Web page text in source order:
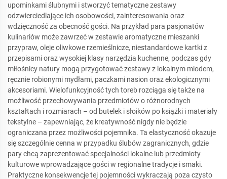
upominkami ślubnymi i stworzyć tematyczne zestawy
odzwierciedlające ich osobowości, zainteresowania oraz
wdzięczność za obecność gości. Na przykład para pasjonatów
kulinariów może zawrzeć w zestawie aromatyczne mieszanki
przypraw, oleje oliwkowe rzemieślnicze, niestandardowe kartki z
przepisami oraz wysokiej klasy narzędzia kuchenne, podczas gdy
miłośnicy natury mogą przygotować zestawy z lokalnym miodem,
ręcznie robionymi mydłami, paczkami nasion oraz ekologicznymi
akcesoriami. Wielofunkcyjność tych toreb rozciąga się także na
możliwość przechowywania przedmiotów o różnorodnych
kształtach i rozmiarach – od butelek i słoików po książki i materiały
tekstylne – zapewniając, że kreatywność nigdy nie będzie
ograniczana przez możliwości pojemnika. Ta elastyczność okazuje
się szczególnie cenna w przypadku ślubów zagranicznych, gdzie
pary chcą zaprezentować specjalności lokalne lub przedmioty
kulturowe wprowadzające gości w regionalne tradycje i smaki.
Praktyczne konsekwencje tej pojemności wykraczają poza czysto